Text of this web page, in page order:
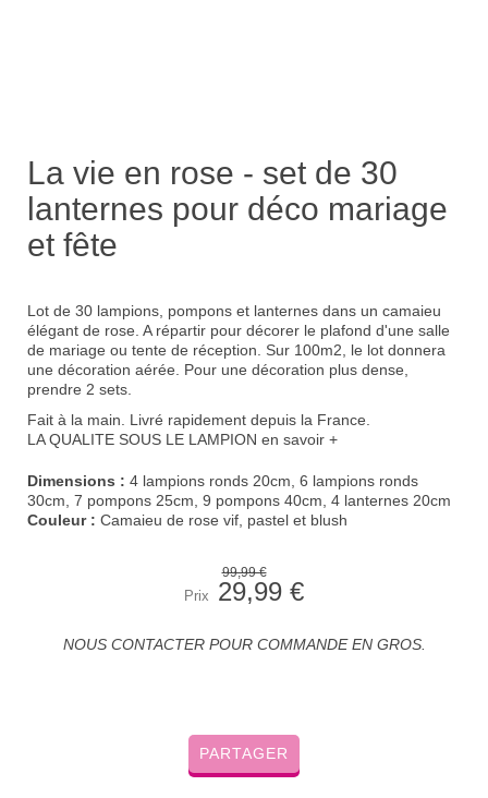
La vie en rose - set de 30
lanternes pour déco mariage
et fête
Lot de 30 lampions, pompons et lanternes dans un camaieu
élégant de rose. A répartir pour décorer le plafond d'une salle
de mariage ou tente de réception . Sur 100m2, le lot donnera
une décoration aérée. Pour une décoration plus dense,
prendre 2 sets.
Fait à la main. Livré rapidement depuis la France.
LA QUALITE SOUS LE LAMPION en savoir +
Dimensions : 4 lampions ronds 20cm, 6 lampions ronds
30cm, 7 pompons 25cm, 9 pompons 40cm, 4 lanternes 20cm
Couleur : Camaieu de rose vif, pastel et blush
99,99 €
Prix 29,99 €
NOUS CONTACTER POUR COMMANDE EN GROS.
PARTAGER